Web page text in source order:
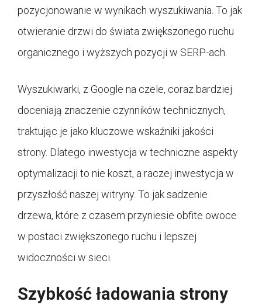
pozycjonowanie w wynikach wyszukiwania. To jak
otwieranie drzwi do świata zwiększonego ruchu
organicznego i wyższych pozycji w SERP-ach.
Wyszukiwarki, z Google na czele, coraz bardziej
doceniają znaczenie czynników technicznych,
traktując je jako kluczowe wskaźniki jakości
strony. Dlatego inwestycja w techniczne aspekty
optymalizacji to nie koszt, a raczej inwestycja w
przyszłość naszej witryny. To jak sadzenie
drzewa, które z czasem przyniesie obfite owoce
w postaci zwiększonego ruchu i lepszej
widoczności w sieci.
Szybkość ładowania strony